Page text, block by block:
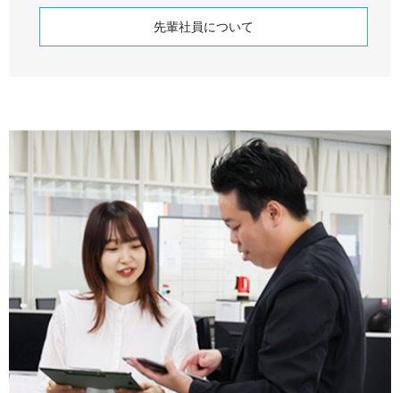
先輩社員について